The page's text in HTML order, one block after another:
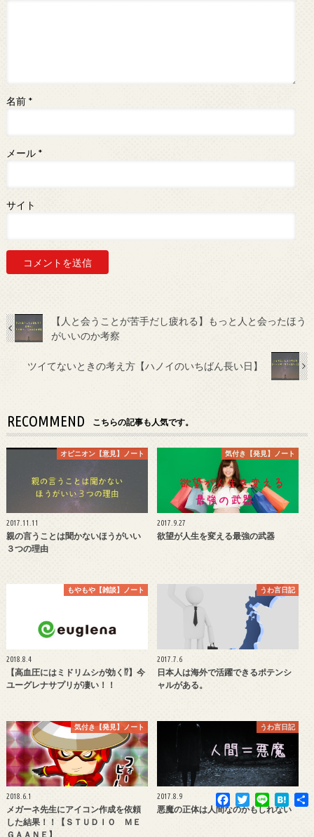
名前 *
メール *
サイト
【人と会うことが苦手だし疲れる】もっと人と会ったほう
がいいのか考察
ツイてないときの考え方【ハノイのいちばん長い日】
RECOMMEND こちらの記事も人気です。
オピニオン【意見】ノート
2017.11.11
親の言うことは聞かないほうがいい
３つの理由
気付き【発見】ノート
2017.9.27
欲望が人生を変える最強の武器
もやもや【雑談】ノート
2018.8.4
【高血圧にはミドリムシが効く⁉︎】今
ユーグレナサプリが凄い！！
うわ言日記
2017.7.6
日本人は海外で活躍できるポテンシ
ャルがある。
気付き【発見】ノート
2018.6.1
メガーネ先生にアイコン作成を依頼
した結果！！【ＳＴＵＤＩＯ ＭＥ
ＧＡＡＮＥ】
うわ言日記
2017.8.9
悪魔の正体は人間なのかもしれない
F
a
T
w
i
H
a